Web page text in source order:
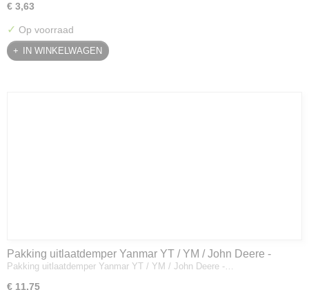
€ 3,63
✓ Op voorraad
IN WINKELWAGEN
Pakking uitlaatdemper Yanmar YT / YM / John Deere -
128300-13230
Pakking uitlaatdemper Yanmar YT / YM / John Deere -…
€ 11,75